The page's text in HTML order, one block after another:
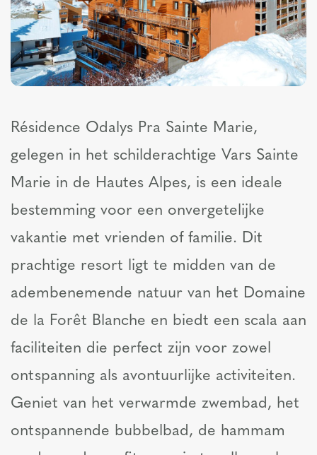
Résidence Odalys Pra Sainte Marie,
gelegen in het schilderachtige Vars Sainte
Marie in de Hautes Alpes, is een ideale
bestemming voor een onvergetelijke
vakantie met vrienden of familie. Dit
prachtige resort ligt te midden van de
adembenemende natuur van het Domaine
de la Forêt Blanche en biedt een scala aan
faciliteiten die perfect zijn voor zowel
ontspanning als avontuurlijke activiteiten.
Geniet van het verwarmde zwembad, het
ontspannende bubbelbad, de hammam